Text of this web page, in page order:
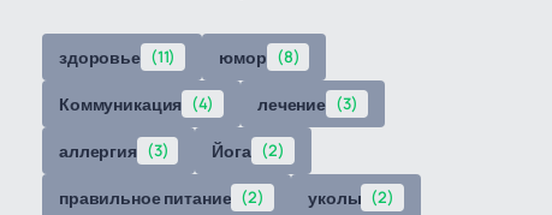
здоровье (11) юмор (8)
Коммуникация (4) лечение (3)
аллергия (3) Йога (2)
правильное питание (2) уколы (2)